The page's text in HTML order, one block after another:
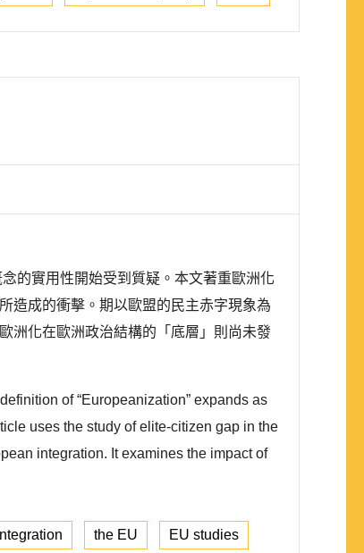
的實用性開始受到質疑。本文著重歐洲化
造成的衝擊。期以歐盟的民主赤字現象為
洲化在歐洲政治結構的「底層」則尚未發
of “Europeanization” expands as
uses the study of elite-citizen gap in the
integration. It examines the impact of
the EU EU studies